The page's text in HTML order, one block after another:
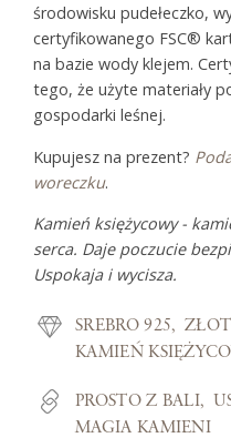
środowisku pudełeczko,
certyfikowanego FSC®
na bazie wody klejem.
tego, że użyte materiały
gospodarki leśnej.
Kupujesz na prezent?
woreczku.
Kamień księżycowy -
serca. Daje poczucie
Uspokaja i wycisza.
SREBRO 925
KAMIEŃ
PROSTO Z BALI
MAGIA KAMIENI